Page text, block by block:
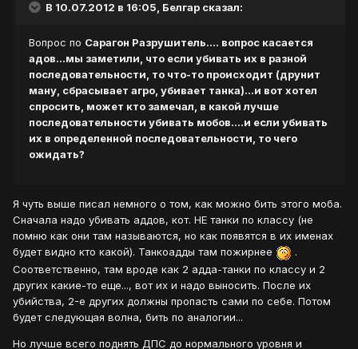
В 10.07.2012 в 16:05, Белгар сказал:
Вопрос по Сарагон Разрушитель.... вопрос касается
адов...мы заметили, что если убивать их в разной
последовательности, то что-то происходит (друнит
ману, сбрасывает агро, убивает танка)...и вот хотел
спросить, может кто замечал, в какой лучше
последовательности убивать мобов....и если убивать
их в определенной последовательности, то чего
ожидать?
Я чуть выше писал немного о том, как можно бить этого моба.
Сначала надо убивать аддов, кот. НЕ танки по классу (не
помню как они там называются, но как появятся в их именах
будет видно кто какой). Танкоадды там пожирнее
.
Соответственно, там вроде как 2 адда-танки по классу и 2
других какие-то еще..., вот их и надо выносить. После их
убийства, 2-е других должны пропасть сами по себе. Потом
будет следующая волна, бить по аналогии...
Но лучше всего поднять ДПС до нормального уровня и